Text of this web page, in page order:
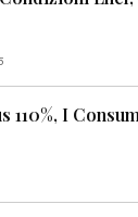
110%, I